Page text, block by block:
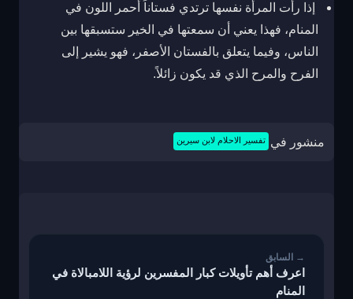
إذا رأت المرأة نفسها ترتدي فستاناً أحمر اللون في
المنام، فهذا يعني أن سمعتها في الخير ستسبقها بين
الناس، وفيما يتعلق بالفستان الأصفر، فهو يشير إلى
الفرح والمرح الذي قد يكون زائلاً.
منشور في تفسير الاحلام لابن سيرين
اعرف أهم تأويلات كبار المفسرين لرؤية اللامبالاة في
المنام